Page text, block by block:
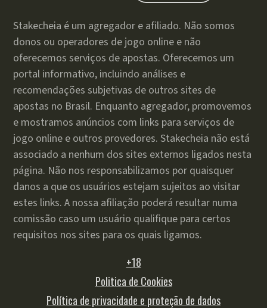
Stakecheia é um agregador e afiliado. Não somos
donos ou operadores de jogo online e não
oferecemos serviços de apostas. Oferecemos um
portal informativo, incluindo análises e
recomendações subjetivas de outros sites de
apostas no Brasil. Enquanto agregador, promovemos
e mostramos anúncios com links para serviços de
jogo online e outros provedores. Stakecheia não está
associado a nenhum dos sites externos ligados nesta
página. Não nos responsabilizamos por quaisquer
danos a que os usuários estejam sujeitos ao visitar
estes links. A nossa afiliação poderá resultar numa
comissão caso um usuário qualifique para certos
requisitos nos sites para os quais ligamos.
+18
Politica de Cookies
Política de privacidade e proteção de dados